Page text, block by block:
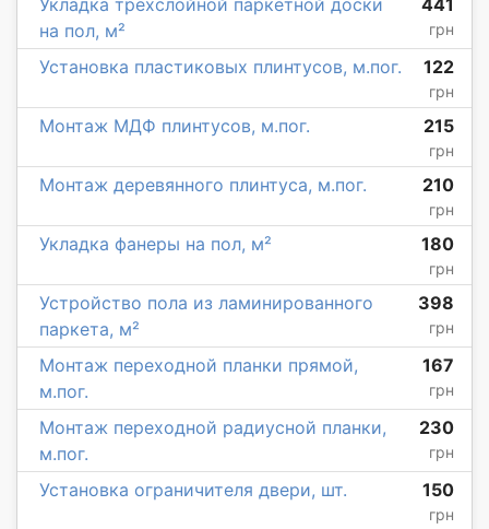
на пол, м²
грн
Установка пластиковых плинтусов, м.пог. 122
грн
Монтаж МДФ плинтусов, м.пог. 215
грн
Монтаж деревянного плинтуса, м.пог. 210
грн
Укладка фанеры на пол, м² 180
грн
Устройство пола из ламинированного
паркета, м²
398
грн
Монтаж переходной планки прямой,
м.пог.
167
грн
Монтаж переходной радиусной планки,
м.пог.
230
грн
Установка ограничителя двери, шт. 150
грн